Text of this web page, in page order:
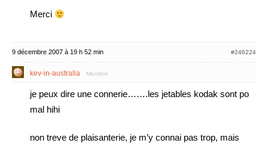
Merci
9 décembre 2007 à 19 h 52 min #246224
kev-in-australia Membre
je peux dire une connerie…….les jetables kodak sont po
mal hihi
non treve de plaisanterie, je m’y connai pas trop, mais